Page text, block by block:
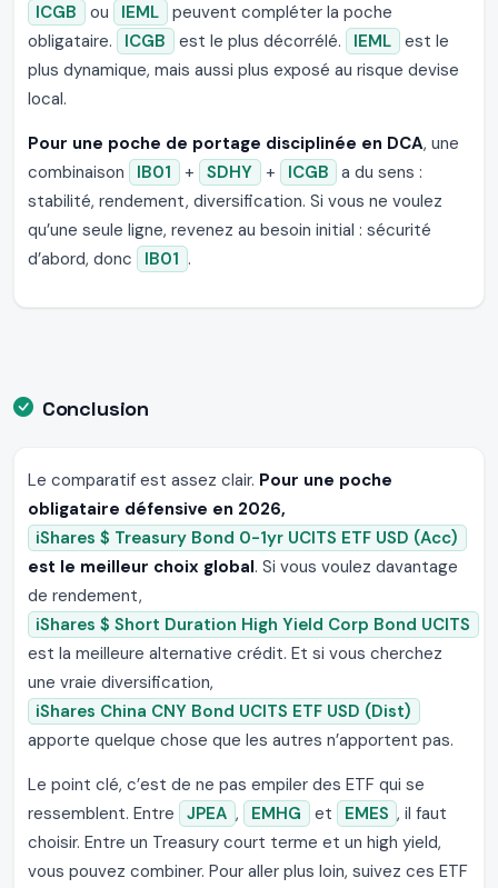
ICGB
ou IEML peuvent compléter la poche
obligataire.
ICGB est le plus décorrélé. IEML est le
plus dynamique, mais aussi plus exposé au risque devise
local.
Pour une poche de portage disciplinée en DCA, une
combinaison
IB01 + SDHY + ICGB a du sens :
stabilité, rendement, diversification. Si vous ne voulez
qu’une seule ligne, revenez au besoin initial : sécurité
d’abord, donc
IB01 .
Conclusion
Le comparatif est assez clair. Pour une poche
obligataire défensive en 2026,
iShares $ Treasury Bond 0-1yr UCITS ETF USD (Acc)
est le meilleur choix global. Si vous voulez davantage
de rendement,
iShares $ Short Duration High Yield Corp Bond UCITS
est la meilleure alternative crédit. Et si vous cherchez
une vraie diversification,
iShares China CNY Bond UCITS ETF USD (Dist)
apporte quelque chose que les autres n’apportent pas.
Le point clé, c’est de ne pas empiler des ETF qui se
ressemblent. Entre
JPEA , EMHG et EMES , il faut
choisir. Entre un Treasury court terme et un high yield,
vous pouvez combiner. Pour aller plus loin, suivez ces ETF